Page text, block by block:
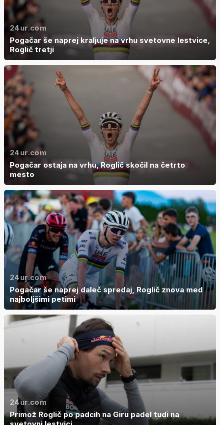
24ur.com
Pogačar še naprej kraljuje na vrhu svetovne lestvice,
Roglič tretji
24ur.com
Pogačar ostaja na vrhu, Roglič skočil na četrto
mesto
24ur.com
Pogačar še naprej daleč spredaj, Roglič znova med
najboljšimi petimi
24ur.com
Primož Roglič po padcih na Giru padel tudi na